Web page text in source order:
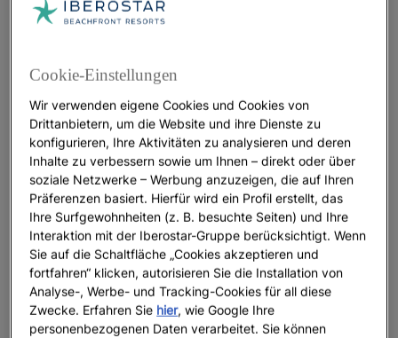
Cookie-Einstellungen
Wir verwenden eigene Cookies und Cookies von
Drittanbietern, um die Website und ihre Dienste zu
konfigurieren, Ihre Aktivitäten zu analysieren und deren
Inhalte zu verbessern sowie um Ihnen – direkt oder über
soziale Netzwerke – Werbung anzuzeigen, die auf Ihren
Präferenzen basiert. Hierfür wird ein Profil erstellt, das
Ihre Surfgewohnheiten (z. B. besuchte Seiten) und Ihre
Interaktion mit der Iberostar-Gruppe berücksichtigt. Wenn
Sie auf die Schaltfläche „Cookies akzeptieren und
fortfahren“ klicken, autorisieren Sie die Installation von
Analyse-, Werbe- und Tracking-Cookies für all diese
Zwecke. Erfahren Sie hier, wie Google Ihre
personenbezogenen Daten verarbeitet. Sie können